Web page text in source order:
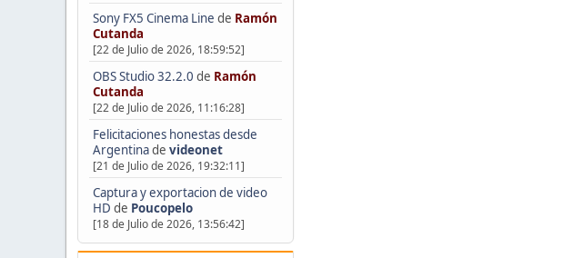
Sony FX5 Cinema Line de Ramón
Cutanda
[22 de Julio de 2026, 18:59:52]
OBS Studio 32.2.0 de Ramón
Cutanda
[22 de Julio de 2026, 11:16:28]
Felicitaciones honestas desde
Argentinade videonet
[21 de Julio de 2026, 19:32:11]
Captura y exportacion de video
HD de Poucopelo
[18 de Julio de 2026, 13:56:42]